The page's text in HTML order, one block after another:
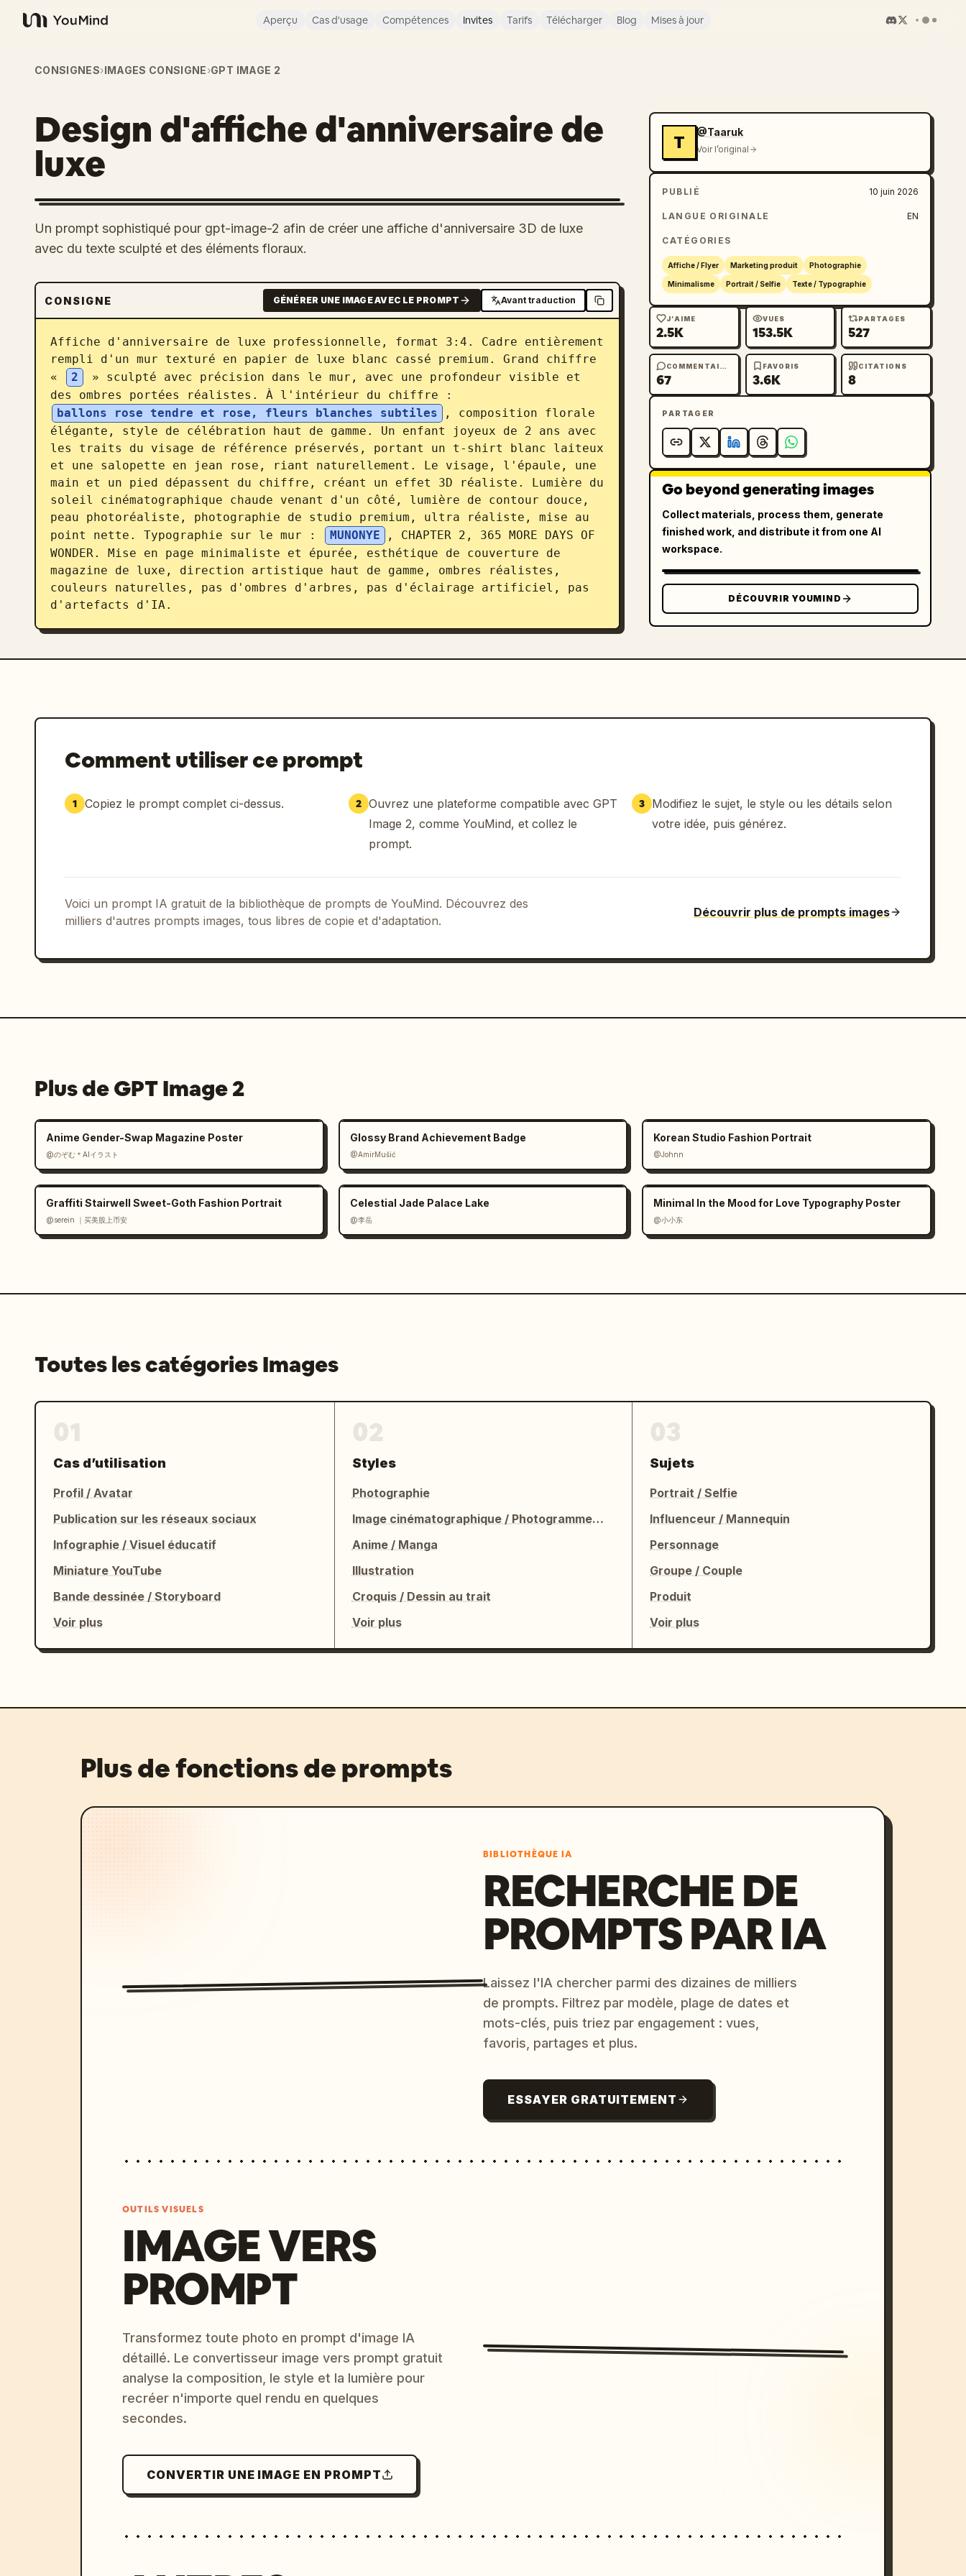
YouMind
Aperçu Cas d'usage Compétences Invites Tarifs Télécharger Blog Mises à jour
CONSIGNES›IMAGES CONSIGNE›GPT IMAGE 2
Design d'affiche d'anniversaire de
luxe
Un prompt sophistiqué pour gpt-image-2 afin de créer une affiche d'anniversaire 3D de luxe
avec du texte sculpté et des éléments floraux.
CONSIGNE GÉNÉRER UNE IMAGE AVEC LE PROMPT Avant traduction
Affiche d'anniversaire de luxe professionnelle, format 3:4. Cadre entièrement
rempli d'un mur texturé en papier de luxe blanc cassé premium. Grand chiffre
«
2
» sculpté avec précision dans le mur, avec une profondeur visible et
des ombres portées réalistes. À l'intérieur du chiffre :
ballons rose tendre et rose, fleurs blanches subtiles
, composition florale
élégante, style de célébration haut de gamme. Un enfant joyeux de 2 ans avec
les traits du visage de référence préservés, portant un t-shirt blanc laiteux
et une salopette en jean rose, riant naturellement. Le visage, l'épaule, une
main et un pied dépassent du chiffre, créant un effet 3D réaliste. Lumière du
soleil cinématographique chaude venant d'un côté, lumière de contour douce,
peau photoréaliste, photographie de studio premium, ultra réaliste, mise au
point nette. Typographie sur le mur :
MUNONYE
, CHAPTER 2, 365 MORE DAYS OF
WONDER. Mise en page minimaliste et épurée, esthétique de couverture de
magazine de luxe, direction artistique haut de gamme, ombres réalistes,
couleurs naturelles, pas d'ombres d'arbres, pas d'éclairage artificiel, pas
d'artefacts d'IA.
T
@Taaruk
Voir l’original
PUBLIÉ 10 juin 2026
LANGUE ORIGINALE EN
CATÉGORIES
Affiche / Flyer Marketing produit Photographie
Minimalisme Portrait / Selfie Texte / Typographie
J’AIME
2.5K
VUES
153.5K
PARTAGES
527
COMMENTAIRES
67
FAVORIS
3.6K
CITATIONS
8
PARTAGER
Go beyond generating images
Collect materials, process them, generate
finished work, and distribute it from one AI
workspace.
DÉCOUVRIR YOUMIND
Comment utiliser ce prompt
1 Copiez le prompt complet ci-dessus. 2 Ouvrez une plateforme compatible avec GPT
Image 2, comme YouMind, et collez le
prompt.
3
Modifiez le sujet, le style ou les détails selon
votre idée, puis générez.
Voici un prompt IA gratuit de la bibliothèque de prompts de YouMind. Découvrez des
milliers d'autres prompts images, tous libres de copie et d'adaptation.
Découvrir plus de prompts images
Plus de GPT Image 2
Anime Gender-Swap Magazine Poster
@のぞむ＊AIイラスト
Glossy Brand Achievement Badge
@AmirMušić
Korean Studio Fashion Portrait
@Johnn
Graffiti Stairwell Sweet-Goth Fashion Portrait
@serein ｜买美股上币安
Celestial Jade Palace Lake
@李岳
Minimal In the Mood for Love Typography Poster
@小小东
Toutes les catégories Images
Cas d’utilisation
Profil / Avatar
Publication sur les réseaux sociaux
Infographie / Visuel éducatif
Miniature YouTube
Bande dessinée / Storyboard
Voir plus
Styles
Photographie
Image cinématographique / Photogramme de film
Anime / Manga
Illustration
Croquis / Dessin au trait
Voir plus
Sujets
Portrait / Selfie
Influenceur / Mannequin
Personnage
Groupe / Couple
Produit
Voir plus
Plus de fonctions de prompts
BIBLIOTHÈQUE IA
RECHERCHE DE
PROMPTS PAR IA
Laissez l'IA chercher parmi des dizaines de milliers
de prompts. Filtrez par modèle, plage de dates et
mots-clés, puis triez par engagement : vues,
favoris, partages et plus.
ESSAYER GRATUITEMENT
OUTILS VISUELS
IMAGE VERS
PROMPT
Transformez toute photo en prompt d'image IA
détaillé. Le convertisseur image vers prompt gratuit
analyse la composition, le style et la lumière pour
recréer n'importe quel rendu en quelques
secondes.
CONVERTIR UNE IMAGE EN PROMPT